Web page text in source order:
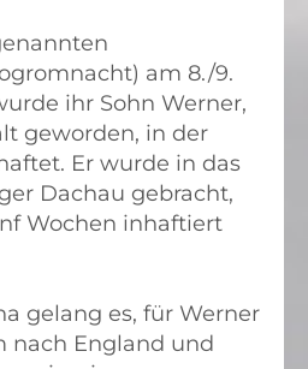
am 8./9.
ihr Sohn Werner,
geworden, in der
Er wurde in das
Dachau gebracht,
Wochen inhaftiert
gelang es, für Werner
nach England und